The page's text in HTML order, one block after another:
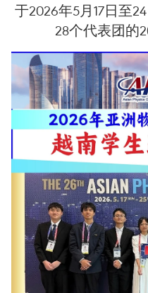
于2026年5月17日至
28个代表团的